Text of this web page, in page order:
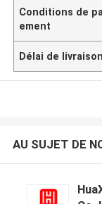
Conditions de
ement
Délai de livraison
AU SUJET DE